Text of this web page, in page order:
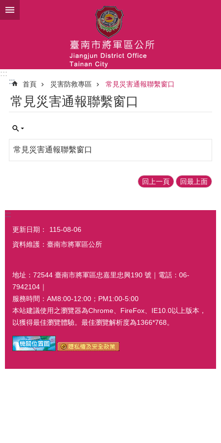
跳到主要內容區塊
:::
:::
首頁 災害防救專區 常見災害通報聯繫窗口
常見災害通報聯繫窗口
常見災害通報聯繫窗口
回上一頁 回最上面
:::
更新日期：
115-08-06
資料維護：臺南市將軍區公所
地址：72544 臺南市將軍區忠嘉里忠興190 號｜電話：06-
7942104｜
服務時間：AM8:00-12:00；PM1:00-5:00
本站建議使用之瀏覽器為Chrome、FireFox、IE10.0以上版本，
以獲得最佳瀏覽體驗。最佳瀏覽解析度為1366*768。